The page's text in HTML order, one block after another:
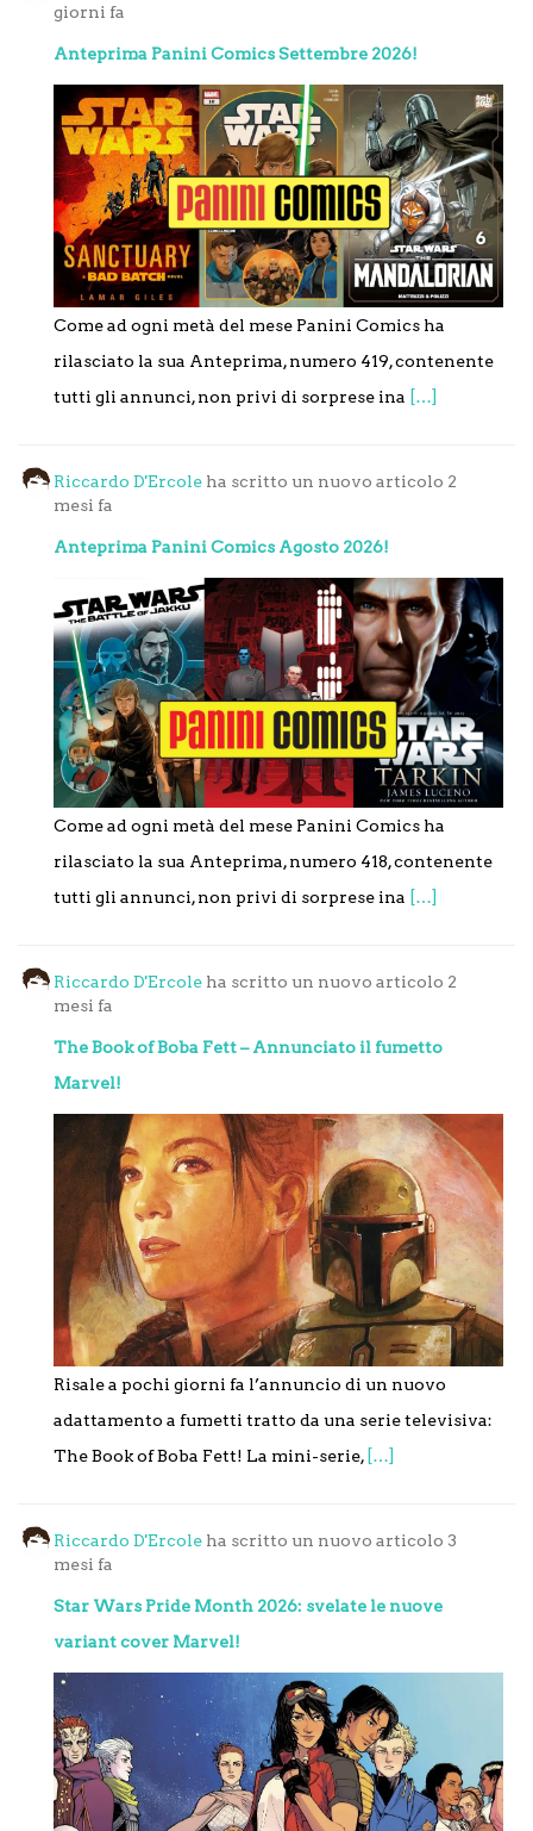
giorni fa
Anteprima Panini Comics Settembre 2026!
Come ad ogni metà del mese Panini Comics ha
rilasciato la sua Anteprima, numero 419, contenente
tutti gli annunci, non privi di sorprese ina
[…]
Riccardo D'Ercole ha scritto un nuovo articolo 2
mesi fa
Anteprima Panini Comics Agosto 2026!
Come ad ogni metà del mese Panini Comics ha
rilasciato la sua Anteprima, numero 418, contenente
tutti gli annunci, non privi di sorprese ina […]
Riccardo D'Ercole ha scritto un nuovo articolo 2
mesi fa
The Book of Boba Fett – Annunciato il fumetto
Marvel!
Risale a pochi giorni fa l’annuncio di un nuovo
adattamento a fumetti tratto da una serie televisiva:
The Book of Boba Fett! La mini-serie, […]
Riccardo D'Ercole ha scritto un nuovo articolo 3
mesi fa
Star Wars Pride Month 2026: svelate le nuove
variant cover Marvel!